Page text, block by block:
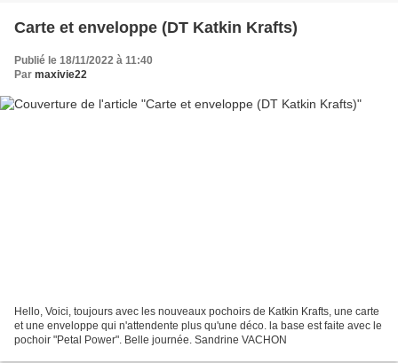
Carte et enveloppe (DT Katkin Krafts)
Publié le 18/11/2022 à 11:40
Par maxivie22
Hello, Voici, toujours avec les nouveaux pochoirs de Katkin Krafts, une carte
et une enveloppe qui n'attendente plus qu'une déco. la base est faite avec le
pochoir "Petal Power". Belle journée. Sandrine VACHON